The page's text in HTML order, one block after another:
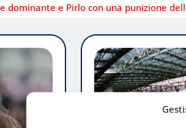
dominante e Pirlo con una punizione